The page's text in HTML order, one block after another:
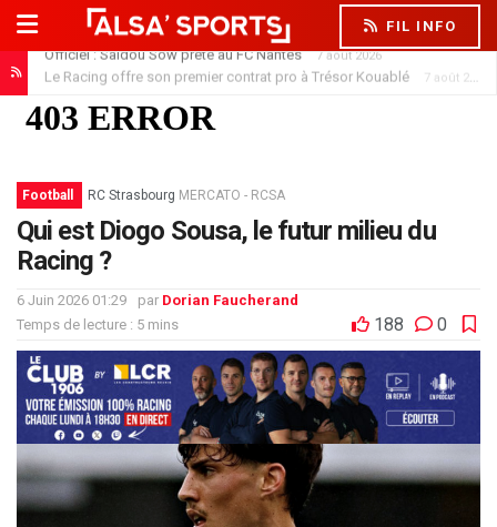
FIL INFO
Le Racing offre son premier contrat pro à Trésor Kouablé
Football RC Strasbourg MERCATO - RCSA
Qui est Diogo Sousa, le futur milieu du
Racing ?
6 Juin 2026 01:29 par Dorian Faucherand
Temps de lecture : 5 mins
188 0